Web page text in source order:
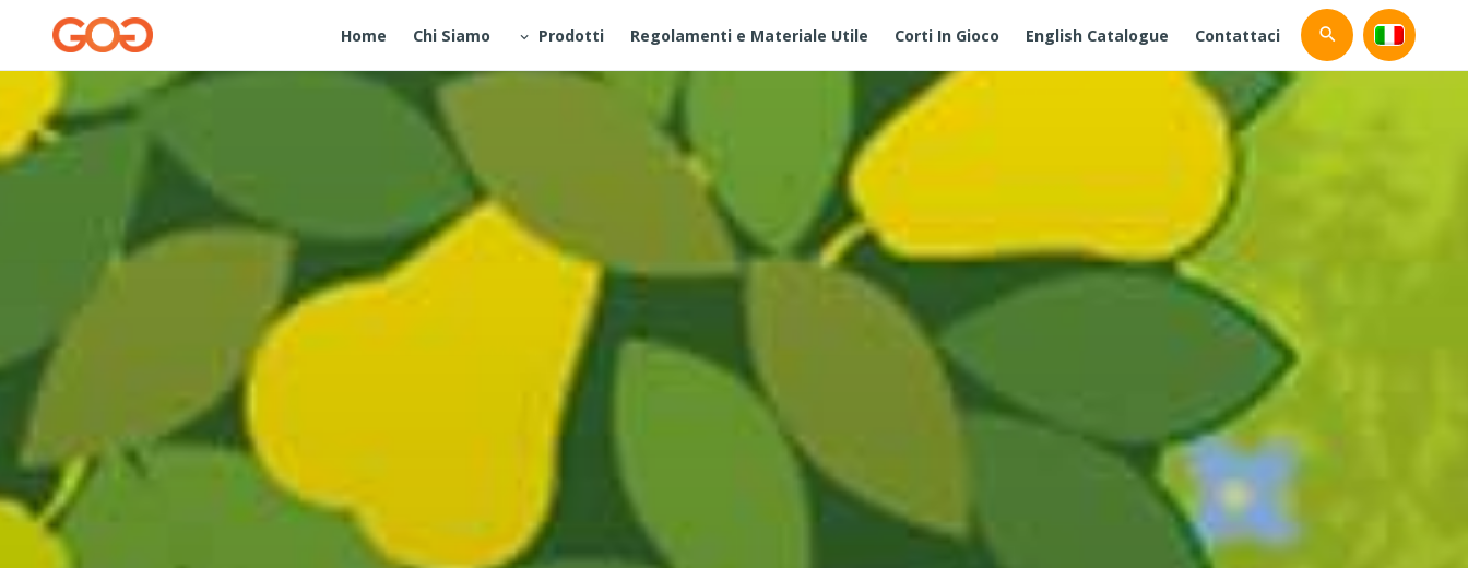
Home Chi Siamo Prodotti Regolamenti e Materiale Utile Corti In Gioco English Catalogue Contattaci